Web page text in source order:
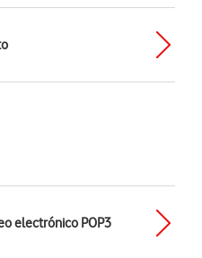
electrónico POP3